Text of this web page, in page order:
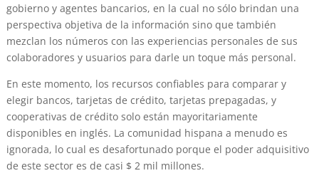
gobierno y agentes bancarios, en la cual no sólo brindan una
perspectiva objetiva de la información sino que también
mezclan los números con las experiencias personales de sus
colaboradores y usuarios para darle un toque más personal.
En este momento, los recursos confiables para comparar y
elegir bancos, tarjetas de crédito, tarjetas prepagadas, y
cooperativas de crédito solo están mayoritariamente
disponibles en inglés. La comunidad hispana a menudo es
ignorada, lo cual es desafortunado porque el poder adquisitivo
de este sector es de casi $ 2 mil millones.